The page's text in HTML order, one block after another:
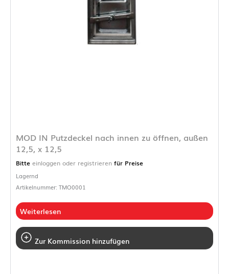
MOD IN Putzdeckel nach innen zu öffnen, außen
12,5, x 12,5
Bitte einloggen oder registrieren für Preise
Lagernd
Artikelnummer: TMO0001
Weiterlesen
Zur Kommission hinzufügen